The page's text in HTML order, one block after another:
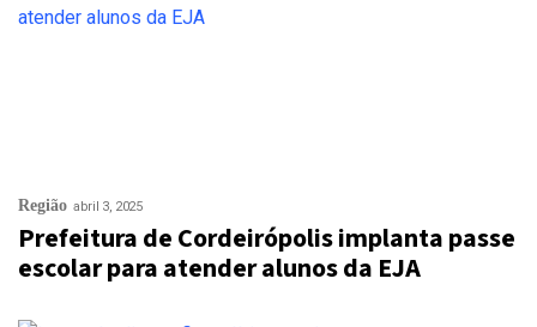
Região abril 3, 2025
Prefeitura de Cordeirópolis implanta passe
escolar para atender alunos da EJA